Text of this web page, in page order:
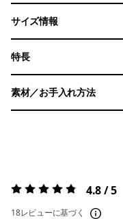
サイズ情報
特長
素材／お手入れ方法
評価:4.8 / 5 4.8 / 5
18レビューに基づく